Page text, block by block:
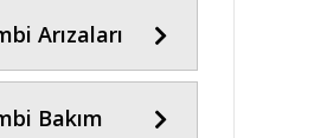
Arızaları
Bakım